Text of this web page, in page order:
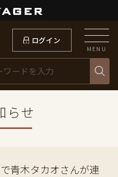
ログイン
MENU
らせ
青木タカオさんが連